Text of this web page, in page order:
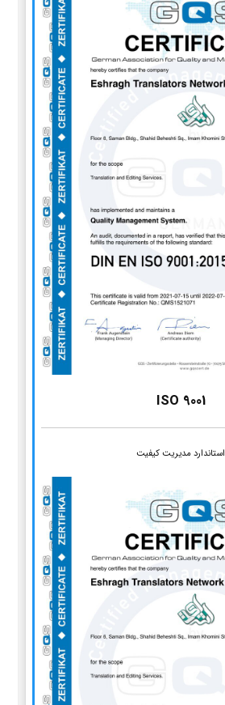
ISO 9001
استاندارد مدیریت کیفیت